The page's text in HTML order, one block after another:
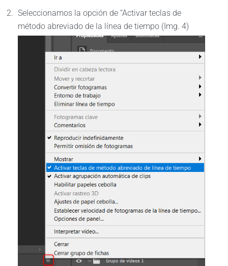
Seleccionamos la opción de “Activar teclas de
método abreviado de la línea de tiempo (Img. 4)